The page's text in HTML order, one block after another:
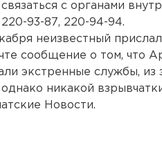
с органами
93-87, 220-94-94.
неизвестный
сообщение о том, что
экстренные службы, из
однако никакой
Новости.